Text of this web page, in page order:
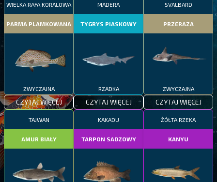
WIELKA RAFA KORALOWA
PARMA PLAMKOWANA
ZWYCZAJNA
CZYTAJ WIĘCEJ
MADERA
TYGRYS PIASKOWY
RZADKA
CZYTAJ WIĘCEJ
SVALBARD
PRZERAZA
ZWYCZAJNA
CZYTAJ WIĘCEJ
TAJWAN
AMUR BIAŁY
KAKADU
TARPON SADZOWY
ŻÓŁTA RZEKA
KANYU